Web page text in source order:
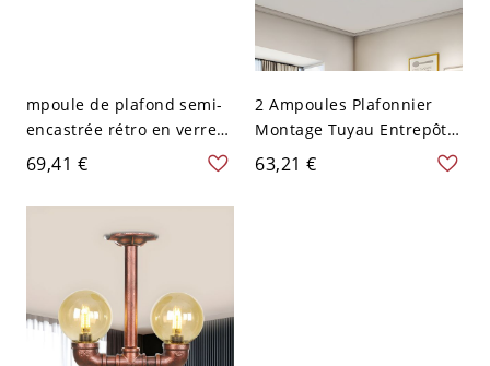
mpoule de plafond semi-
encastrée rétro en verre
ambré avec 2 têtes
sphériques noires
69,41 €
2 Ampoules Plafonnier
Montage Tuyau Entrepôt
Sphère Verre Ambre
Semi-Encastré Luminaire
63,21 €